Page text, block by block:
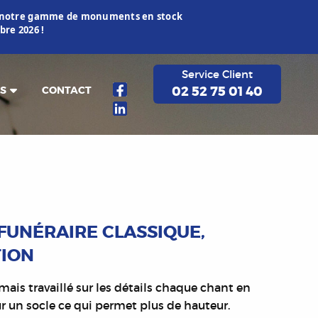
gamme de monuments en stock
2026 !
CONTACT
Service Client
02 52 75 01 40
CLASSIQUE,
travaillé sur les détails chaque chant en
un socle ce qui permet plus de hauteur.